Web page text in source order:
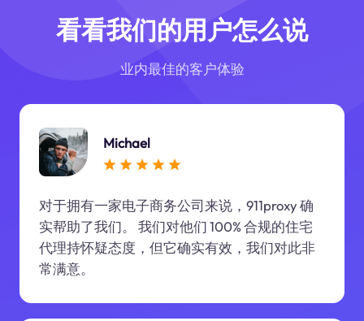
看看我们的用户怎么说
业内最佳的客户体验
Michael
对于拥有一家电子商务公司来说，911proxy 确
实帮助了我们。 我们对他们 100% 合规的住宅
代理持怀疑态度，但它确实有效，我们对此非
常满意。